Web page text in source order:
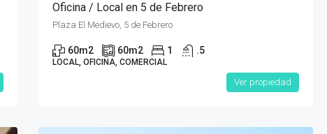
Oficina / Local en 5 de Febrero
Plaza El Medievo, 5 de Febrero
60m2 60m2 1 .5
LOCAL, OFICINA, COMERCIAL
Ver propiedad